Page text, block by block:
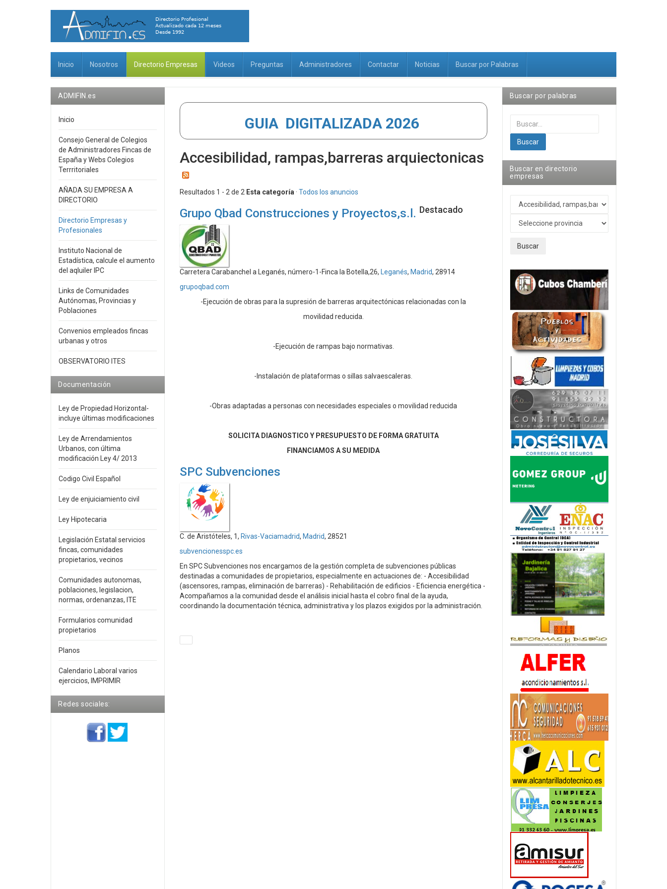
Inicio Nosotros Directorio Empresas Videos Preguntas Administradores Contactar Noticias Buscar por Palabras
GUIA DIGITALIZADA 2026
Accesibilidad, rampas,barreras arquiectonicas
Resultados 1 - 2 de 2 Esta categoría · Todos los anuncios
Grupo Qbad Construcciones y Proyectos,s.l. Destacado
Carretera Carabanchel a Leganés, número-1-Finca la Botella,26, Leganés, Madrid, 28914
grupoqbad.com
-Ejecución de obras para la supresión de barreras arquitectónicas relacionadas con la
movilidad reducida.
-Ejecución de rampas bajo normativas.
-Instalación de plataformas o sillas salvaescaleras.
-Obras adaptadas a personas con necesidades especiales o movilidad reducida
SOLICITA DIAGNOSTICO Y PRESUPUESTO DE FORMA GRATUITA
FINANCIAMOS A SU MEDIDA
SPC Subvenciones
C. de Aristóteles, 1, Rivas-Vaciamadrid, Madrid, 28521
subvencionesspc.es
En SPC Subvenciones nos encargamos de la gestión completa de subvenciones públicas
destinadas a comunidades de propietarios, especialmente en actuaciones de: - Accesibilidad
(ascensores, rampas, eliminación de barreras) - Rehabilitación de edificios - Eficiencia energética -
Acompañamos a la comunidad desde el análisis inicial hasta el cobro final de la ayuda,
coordinando la documentación técnica, administrativa y los plazos exigidos por la administración.
ADMIFIN.es
Inicio
Consejo General de Colegios
de Administradores Fincas de
España y Webs Colegios
Terrritoriales
AÑADA SU EMPRESA A
DIRECTORIO
Directorio Empresas y
Profesionales
Instituto Nacional de
Estadística, calcule el aumento
del aqluiler IPC
Links de Comunidades
Autónomas, Provincias y
Poblaciones
Convenios empleados fincas
urbanas y otros
OBSERVATORIO ITES
Documentación
Ley de Propiedad Horizontal-
incluye últimas modificaciones
Ley de Arrendamientos
Urbanos, con última
modificación Ley 4/ 2013
Codigo Civil Español
Ley de enjuiciamiento civil
Ley Hipotecaria
Legislación Estatal servicios
fincas, comunidades
propietarios, vecinos
Comunidades autonomas,
poblaciones, legislacion,
normas, ordenanzas, ITE
Formularios comunidad
propietarios
Planos
Calendario Laboral varios
ejercicios, IMPRIMIR
Redes sociales:
Buscar por palabras
Buscar...
Buscar
Buscar en directorio
empresas
Buscar